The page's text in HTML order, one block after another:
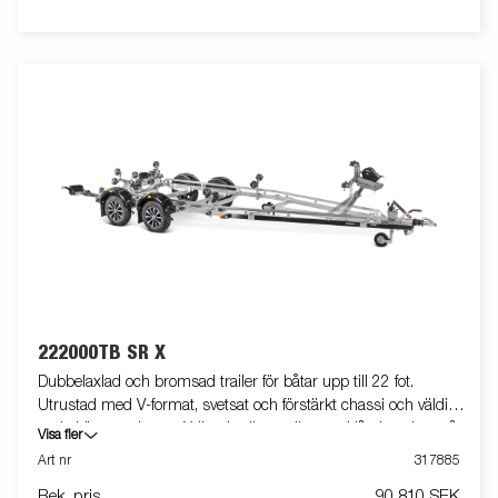
222000TB SR X
Dubbelaxlad och bromsad trailer för båtar upp till 22 fot.
Utrustad med V-format, svetsat och förstärkt chassi och väldigt
goda köregenskaper. X-line-kvalitetsrullar med låg inverkan på
båtens skrov. Tippbar superrullsvagga baktill, förstärkta kölrullar
Visa fler
Art nr
317885